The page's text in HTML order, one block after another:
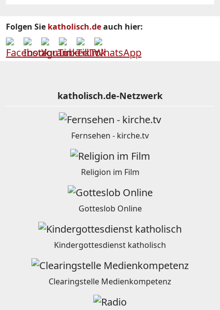
Folgen Sie katholisch.deauch hier:
katholisch.de-Netzwerk
Fernsehen - kirche.tv
Religion im Film
Gotteslob Online
Kindergottesdienst katholisch
Clearingstelle Medienkompetenz